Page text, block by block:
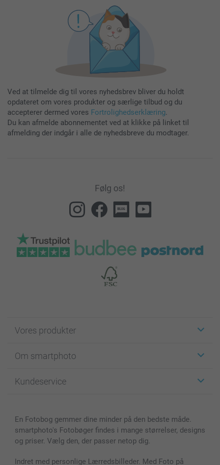
Ved at tilmelde dig til vores nyhedsbrev bliver du holdt
opdateret om vores produkter og særlige tilbud og du
accepterer dermed vores Fortrolighedserklæring.
Du kan afmelde abonnementet ved at klikke på linket til
afmelding der indgår i alle de nyhedsbreve du modtager.
Følg os!
Vores produkter
Fotokort
Fotobøger
Cover til mobil & tablet
MyNameBook
Fotorammer & Tilbehør
Om smartphoto
For affiliate
Sitemap
Betingelser og garantier
Kundeservice
smartbonus
Priser & betaling
En Fotobog gemmer dine minder på den bedste måde.
smartphoto's Fotobøger findes i mange størrelser, designs
og priser. Vælg den, der passer netop dig.
Indret med personlige Lærredsbilleder. Med Foto på